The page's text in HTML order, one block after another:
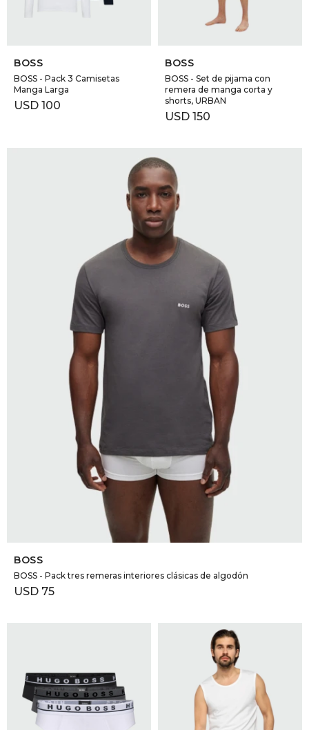
BOSS
BOSS - Pack 3 Camisetas
Manga Larga
USD 100
BOSS
BOSS - Set de pijama con
remera de manga corta y
shorts, URBAN
USD 150
SELECCIONAR TALLE
BOSS
BOSS - Pack tres remeras interiores clásicas de algodón
USD 75